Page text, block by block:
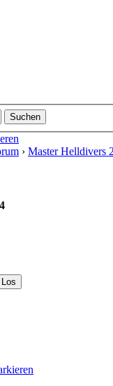
› Master Helldivers